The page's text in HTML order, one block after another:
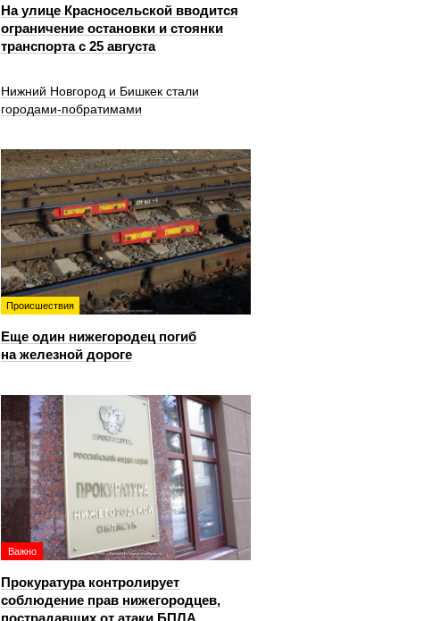
На улице Красносельской вводится
ограничение остановки и стоянки
транспорта с 25 августа
Нижний Новгород и Бишкек стали
городами-побратимами
Происшествия
Еще один нижегородец погиб
на железной дороге
Важно
Прокуратура контролирует
соблюдение прав нижегородцев,
пострадавших от атаки БПЛА